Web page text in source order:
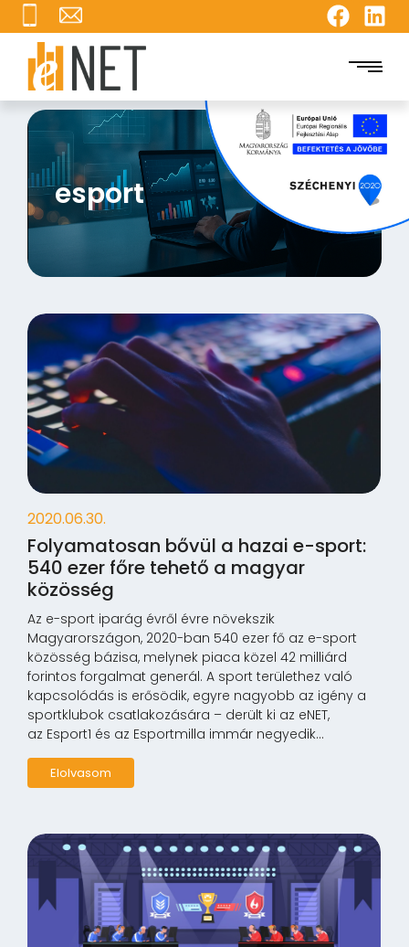
esport
2020.06.30.
Folyamatosan bővül a hazai e-sport:
540 ezer főre tehető a magyar
közösség
Az e-sport iparág évről évre növekszik
Magyarországon, 2020-ban 540 ezer fő az e-sport
közösség bázisa, melynek piaca közel 42 milliárd
forintos forgalmat generál. A sport területhez való
kapcsolódás is erősödik, egyre nagyobb az igény a
sportklubok csatlakozására – derült ki az eNET,
az Esport1 és az Esportmilla immár negyedik...
Elolvasom